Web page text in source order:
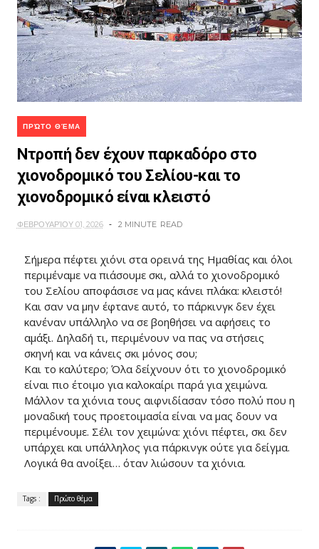
ΠΡΏΤΟ ΘΈΜΑ
Ντροπή δεν έχουν παρκαδόρο στο
χιονοδρομικό του Σελίου-και το
χιονοδρομικό είναι κλειστό
ΦΕΒΡΟΥΑΡΊΟΥ 01, 2026 2 MINUTE READ
Σήμερα πέφτει χιόνι στα ορεινά της Ημαθίας και όλοι
περιμέναμε να πιάσουμε σκι, αλλά το χιονοδρομικό
του Σελίου αποφάσισε να μας κάνει πλάκα: κλειστό!
Και σαν να μην έφτανε αυτό, το πάρκινγκ δεν έχει
κανέναν υπάλληλο να σε βοηθήσει να αφήσεις το
αμάξι. Δηλαδή τι, περιμένουν να πας να στήσεις
σκηνή και να κάνεις σκι μόνος σου;
Και το καλύτερο; Όλα δείχνουν ότι το χιονοδρομικό
είναι πιο έτοιμο για καλοκαίρι παρά για χειμώνα.
Μάλλον τα χιόνια τους αιφνιδίασαν τόσο πολύ που η
μοναδική τους προετοιμασία είναι να μας δουν να
περιμένουμε. Σέλι τον χειμώνα: χιόνι πέφτει, σκι δεν
υπάρχει και υπάλληλος για πάρκινγκ ούτε για δείγμα.
Λογικά θα ανοίξει… όταν λιώσουν τα χιόνια.
Tags : Πρώτο θέμα